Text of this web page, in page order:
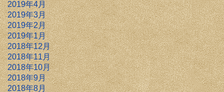
2019年4月
2019年3月
2019年2月
2019年1月
2018年12月
2018年11月
2018年10月
2018年9月
2018年8月